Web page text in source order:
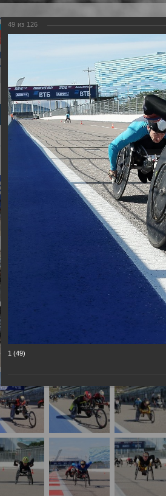
Версия для
Команда Новости
Sport Wheelchair Half
49 из 126
1 (49)